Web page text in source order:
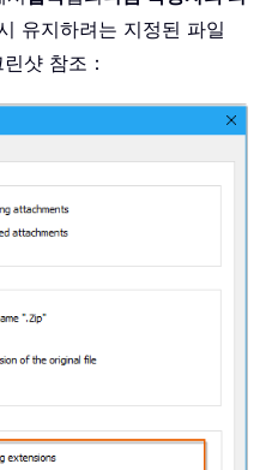
유지하려는 지정된 파일
샷 참조：